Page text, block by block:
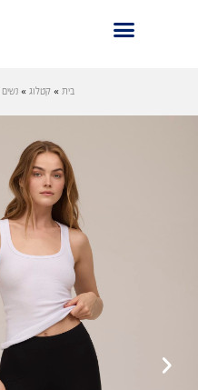
בית »קטלוג »נשים
‹